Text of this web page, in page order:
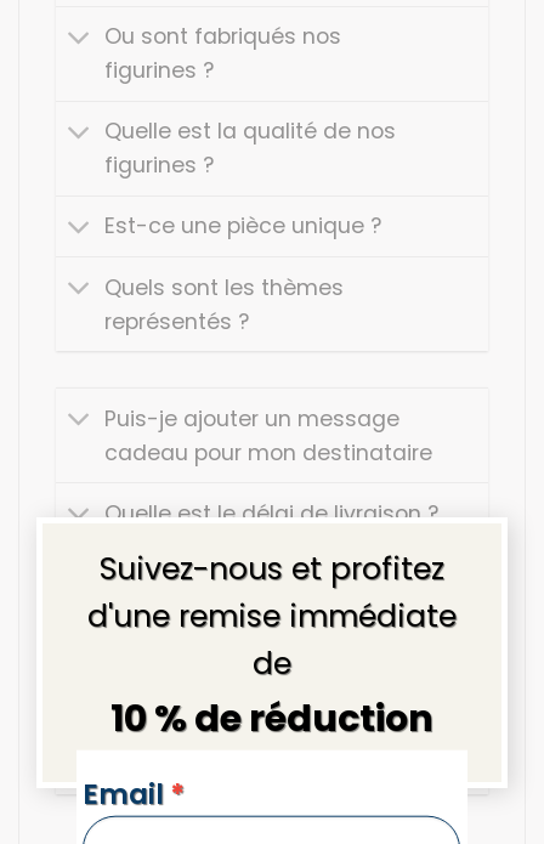
Suivez-nous et profitez
d'une remise immédiate
de
10 % de réduction
NEWSLETTERS
Email *
Ou sont fabriqués nos
figurines ?
Quelle est la qualité de nos
figurines ?
Est-ce une pièce unique ?
Quels sont les thèmes
représentés ?
Puis-je ajouter un message
cadeau pour mon destinataire
Quelle est le délai de livraison ?
Est-ce que la facture se trouve
dans le colis ?
Comment suivre mon colis ?
Si je suis absent au moment